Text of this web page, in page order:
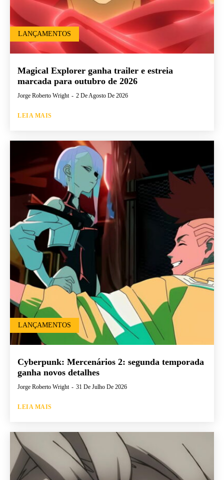
LANÇAMENTOS
Magical Explorer ganha trailer e estreia
marcada para outubro de 2026
Jorge Roberto Wright - 2 De Agosto De 2026
LEIA MAIS
LANÇAMENTOS
Cyberpunk: Mercenários 2: segunda temporada
ganha novos detalhes
Jorge Roberto Wright - 31 De Julho De 2026
LEIA MAIS